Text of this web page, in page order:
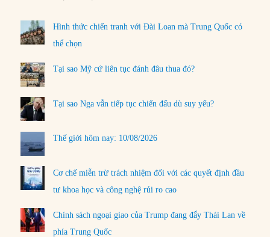
Hình thức chiến tranh với Đài Loan mà Trung Quốc có
thể chọn
Tại sao Mỹ cứ liên tục đánh đâu thua đó?
Tại sao Nga vẫn tiếp tục chiến đấu dù suy yếu?
Thế giới hôm nay: 10/08/2026
Cơ chế miễn trừ trách nhiệm đối với các quyết định đầu
tư khoa học và công nghệ rủi ro cao
Chính sách ngoại giao của Trump đang đẩy Thái Lan về
phía Trung Quốc